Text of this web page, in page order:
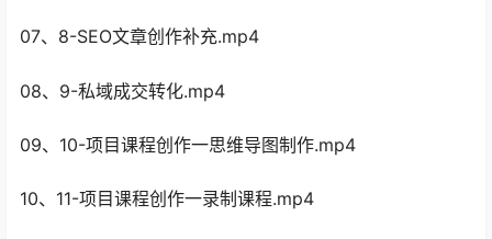
07、8-SEO文章创作补充.mp4
08、9-私域成交转化.mp4
09、10-项目课程创作一思维导图制作.mp4
10、11-项目课程创作一录制课程.mp4